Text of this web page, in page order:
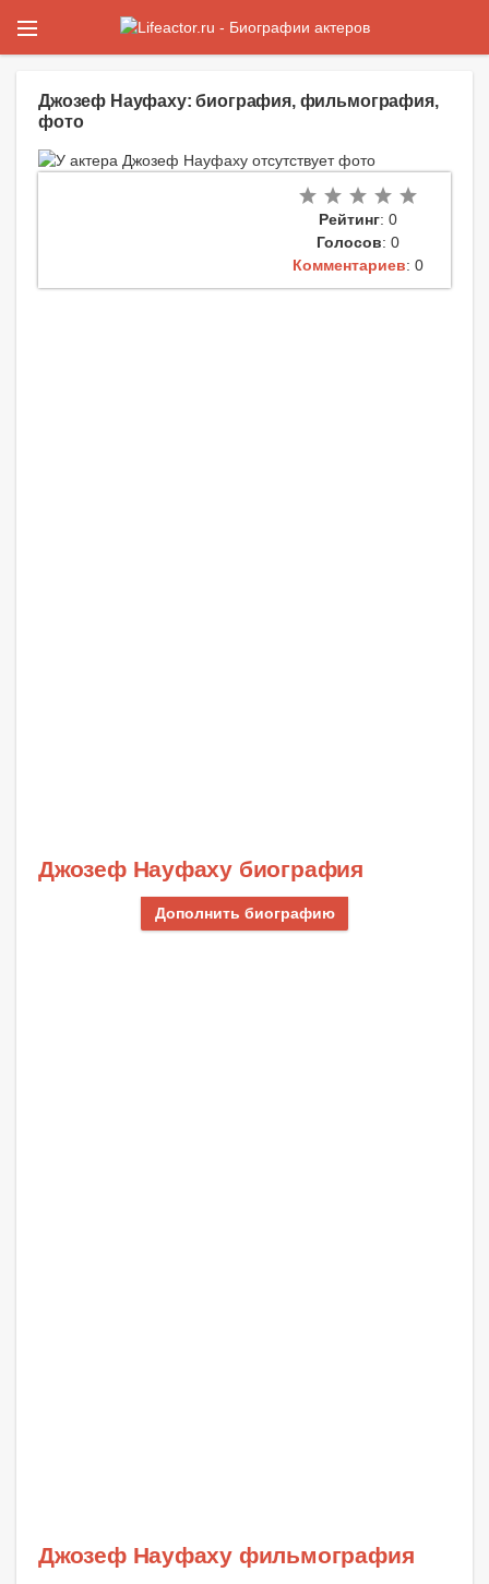
Джозеф Науфаху: биография, фильмография,
фото
Рейтинг: 0
Голосов: 0
Комментариев: 0
Джозеф Науфаху биография
Дополнить биографию
Джозеф Науфаху фильмография